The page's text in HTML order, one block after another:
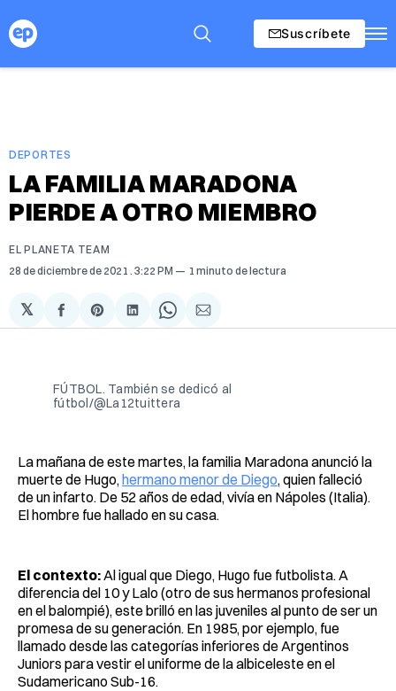
Suscríbete
DEPORTES
LA FAMILIA MARADONA
PIERDE A OTRO MIEMBRO
EL PLANETA TEAM
28 de diciembre de 2021 . 3:22 PM 1 minuto de lectura
𝕏
Compartir
en
Share
on
Compartir
en
Share
on
Compartir
via
FÚTBOL. También se dedicó al
fútbol/@La12tuittera
La mañana de este martes, la familia Maradona anunció la
muerte de Hugo, hermano menor de Diego, quien falleció
de un infarto. De 52 años de edad, vivía en Nápoles (Italia).
El hombre fue hallado en su casa.
El contexto:Al igual que Diego, Hugo fue futbolista. A
diferencia del 10 y Lalo (otro de sus hermanos profesional
en el balompié), este brilló en las juveniles al punto de ser un
promesa de su generación. En 1985, por ejemplo, fue
llamado desde las categorías inferiores de Argentinos
Juniors para vestir el uniforme de la albiceleste en el
Sudamericano Sub-16.